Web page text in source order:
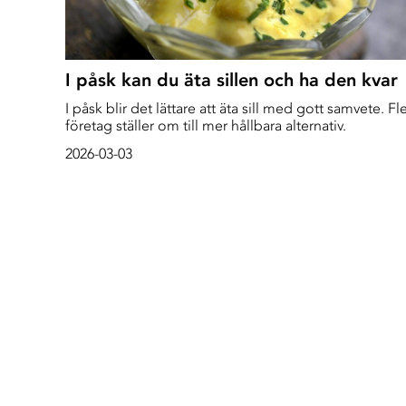
I påsk kan du äta sillen och ha den kvar
I påsk blir det lättare att äta sill med gott samvete.
företag ställer om till mer hållbara alternativ.
2026-03-03